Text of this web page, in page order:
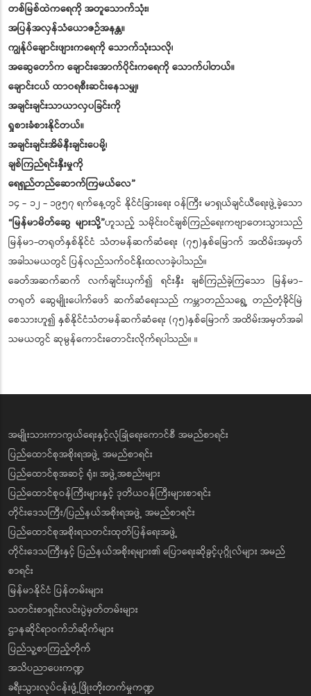
တစ်မြစ်ထဲကရေကို အတူသောက်သုံး၊
အပြန်အလှန်သံယောဇဉ်အနန္တ။
ကျွန်ုပ်ချောင်းဖျားကရေကို သောက်သုံးသလို၊
အဆွေတော်က ချောင်းအောက်ပိုင်းကရေကို သောက်ပါတယ်။
ချောင်းငယ် ထာဝရစီးဆင်းနေသမျှ၊
အချင်းချင်းသာယာလှပခြင်းကို
ရှုစားခံစားနိုင်တယ်။
အချင်းချင်းအိမ်နီးချင်းပေမို့၊
ချစ်ကြည်ရင်းနှီးမှုကို
ရေရှည်တည်ဆောက်ကြမယ်လေ”
၁၄ - ၁၂ - ၁၉၅၇ ရက်နေ့တွင် နိုင်ငံခြားရေး ဝန်ကြီး မာရှယ်ချင်ယီရေးဖွဲ့ခဲ့သော
“မြန်မာမိတ်ဆွေ များသို့”ဟူသည့် သမိုင်းဝင်ချစ်ကြည်ရေးကဗျာတေးသွားသည်
မြန်မာ-တရုတ်နှစ်နိုင်ငံ သံတမန်ဆက်ဆံရေး (၇၅)နှစ်မြောက် အထိမ်းအမှတ်
အခါသမယတွင် ပြန်လည်သက်ဝင်နိုးထလာခဲ့ပါသည်။
ခေတ်အဆက်ဆက် လက်ချင်းယှက်၍ ရင်းနှီး ချစ်ကြည်ခဲ့ကြသော မြန်မာ-
တရုတ် ဆွေမျိုးပေါက်ဖော် ဆက်ဆံရေးသည် ကမ္ဘာတည်သရွေ့ တည်တံ့ခိုင်မြဲ
စေသားဟူ၍ နှစ်နိုင်ငံသံတမန်ဆက်ဆံရေး (၇၅)နှစ်မြောက် အထိမ်းအမှတ်အခါ
သမယတွင် ဆုမွန်ကောင်းတောင်းလိုက်ရပါသည်။ ။
အမျိုးသားကာကွယ်ရေးနှင့်လုံခြုံရေးကောင်စီ အမည်စာရင်း
ပြည်ထောင်စုအစိုးရအဖွဲ့ အမည်စာရင်း
ပြည်ထောင်စုအဆင့် ရုံး၊ အဖွဲ့အစည်းများ
ပြည်ထောင်စုဝန်ကြီးများနှင့် ဒုတိယဝန်ကြီးများစာရင်း
တိုင်းဒေသကြီး/ပြည်နယ်အစိုးရအဖွဲ့ အမည်စာရင်း
ပြည်ထောင်စုအစိုးရသတင်းထုတ်ပြန်ရေးအဖွဲ့
တိုင်းဒေသကြီးနှင့် ပြည်နယ်အစိုးရများ၏ ပြောရေးဆိုခွင့်ပုဂ္ဂိုလ်များ အမည်
စာရင်း
မြန်မာနိုင်ငံ ပြန်တမ်းများ
သတင်းစာရှင်းလင်းပွဲမှတ်တမ်းများ
ဌာနဆိုင်ရာဝက်ဘ်ဆိုက်များ
ပြည်သူ့စာကြည့်တိုက်
အသိပညာပေးကဏ္ဍ
ခရီးသွားလုပ်ငန်းဖွံ့ဖြိုးတိုးတက်မှုကဏ္ဍ